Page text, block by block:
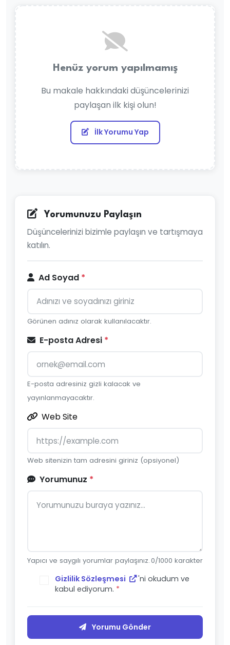
Henüz yorum yapılmamış
Bu makale hakkındaki düşüncelerinizi
paylaşan ilk kişi olun!
İlk Yorumu Yap
Yorumunuzu Paylaşın
Düşüncelerinizi bizimle paylaşın ve tartışmaya
katılın.
Ad Soyad *
Görünen adınız olarak kullanılacaktır.
E-posta Adresi *
E-posta adresiniz gizli kalacak ve
yayınlanmayacaktır.
Web Site
Web sitenizin tam adresini giriniz (opsiyonel)
Yorumunuz *
Yapıcı ve saygılı yorumlar paylaşınız.0/1000 karakter
Gizlilik Sözleşmesi
'ni okudum ve
kabul ediyorum. *
Yorumu Gönder